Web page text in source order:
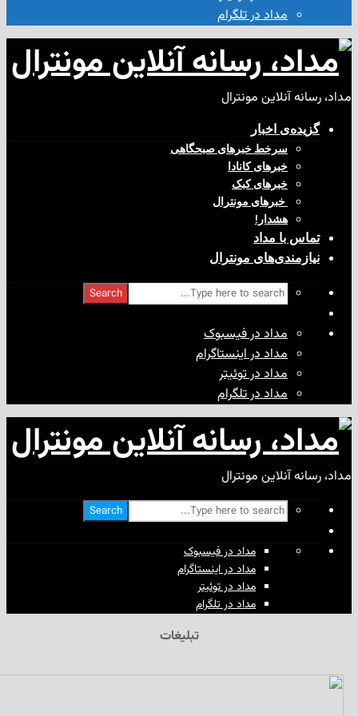
مداد در تلگرام
مونترال
اخبار
سرخط خبرهای صبحگاهی
خبرهای کانادا
خبرهای کبک
‌ خبرهای مونترال
مداد
مونترال
Search
مداد در فیسبوک
مداد در اینستاگرام
مداد در توئیتر
مداد در تلگرام
مونترال
Search
مداد در فیسبوک
مداد در اینستاگرام
مداد در توئیتر
مداد در تلگرام